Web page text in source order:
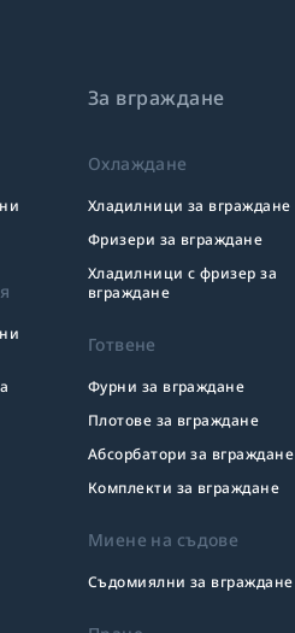
За вграждане
Охлаждане
Хладилници за вграждане
Фризери за вграждане
Хладилници с фризер за
вграждане
Готвене
Фурни за вграждане
Плотове за вграждане
Абсорбатори за вграждане
Комплекти за вграждане
Миене на съдове
Съдомиялни за вграждане